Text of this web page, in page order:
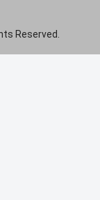
Reserved.